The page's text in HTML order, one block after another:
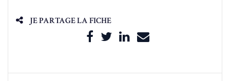
JE PARTAGE LA FICHE